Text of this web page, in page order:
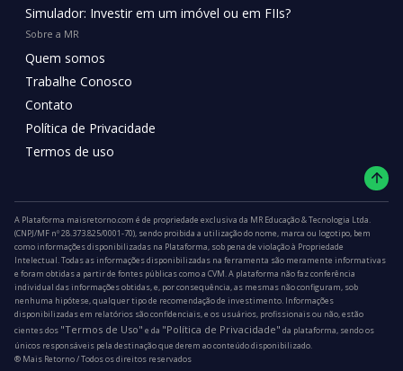
Simulador: Investir em um imóvel ou em FIIs?
Sobre a MR
Quem somos
Trabalhe Conosco
Contato
Política de Privacidade
Termos de uso
A Plataforma maisretorno.com é de propriedade exclusiva da MR Educação & Tecnologia Ltda.
(CNPJ/MF nº 28.373.825/0001-70), sendo proibida a utilização do nome, marca ou logotipo, bem
como informações disponibilizadas na Plataforma, sob pena de violação à Propriedade
Intelectual. Todas as informações disponibilizadas na ferramenta são meramente informativas
e foram obtidas a partir de fontes públicas como a CVM. A plataforma não faz conferência
individual das informações obtidas, e, por consequência, as mesmas não configuram, sob
nenhuma hipótese, qualquer tipo de recomendação de investimento. Informações
disponibilizadas em relatórios são confidenciais, e os usuários, profissionais ou não, estão
cientes dos "Termos de Uso" e da "Política de Privacidade" da plataforma, sendo os
únicos responsáveis pela destinação que derem ao conteúdo disponibilizado.
®️ Mais Retorno / Todos os direitos reservados